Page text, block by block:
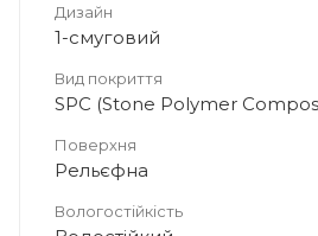
Дизайн
1-смуговий
Вид покриття
SPC (Stone Polymer
Поверхня
Рельєфна
Вологостійкість